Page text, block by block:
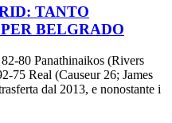
TANTO
BELGRADO
80 Panathinaikos (Rivers
75 Real (Causeur 26; James
dal 2013, e nonostante i